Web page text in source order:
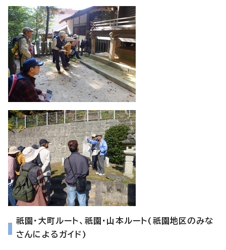
祇園・大町ルート、祇園・山本ルート(祇園地区のみな
さんによるガイド)